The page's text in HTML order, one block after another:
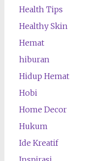
Health Tips
Healthy Skin
Hemat
hiburan
Hidup Hemat
Hobi
Home Decor
Hukum
Ide Kreatif